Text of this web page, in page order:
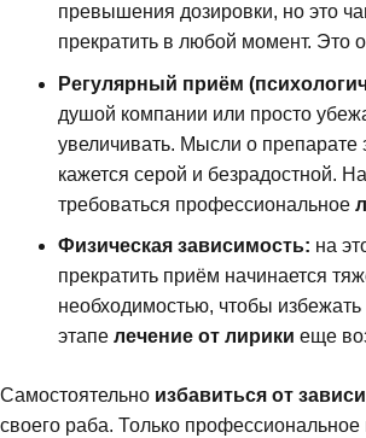
превышения дозировки, но это
прекратить в любой момент. Это
Регулярный приём
душой компании или просто
увеличивать. Мысли о
кажется серой и безрадостной.
требоваться профессиональное
Физическая зависимость: на
прекратить приём начинается
необходимостью, чтобы
этапе лечение от лирики еще
Самостоятельно избавиться от
своего раба. Только профессиональное